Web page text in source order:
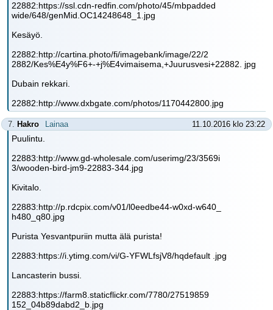
22882:https://ssl.cdn-redfin.com/photo/45/mbpadded
wide/648/genMid.OC14248648_1.jpg
Kesäyö.
22882:http://cartina.photo/fi/imagebank/image/22/2
2882/Kes%E4y%F6+-+j%E4vimaisema,+Juurusvesi+22882. jpg
Dubain rekkari.
22882:http://www.dxbgate.com/photos/1170442800.jpg
7. Hakro Lainaa 11.10.2016 klo 23:22
Puulintu.
22883:http://www.gd-wholesale.com/userimg/23/3569i
3/wooden-bird-jm9-22883-344.jpg
Kivitalo.
22883:http://p.rdcpix.com/v01/l0eedbe44-w0xd-w640_
h480_q80.jpg
Purista Yesvantpuriin mutta älä purista!
22883:https://i.ytimg.com/vi/G-YFWLfsjV8/hqdefault .jpg
Lancasterin bussi.
22883:https://farm8.staticflickr.com/7780/27519859
152_04b89dabd2_b.jpg